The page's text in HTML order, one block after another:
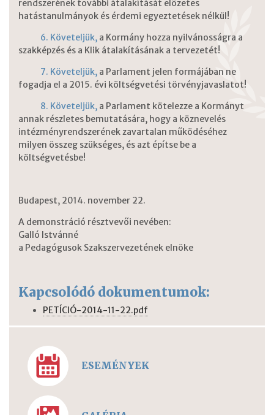
rendszerének további átalakítását előzetes
hatástanulmányok és érdemi egyeztetések nélkül!
6. Követeljük, a Kormány hozza nyilvánosságra a
szakképzés és a Klik átalakításának a tervezetét!
7. Követeljük, a Parlament jelen formájában ne
fogadja el a 2015. évi költségvetési törvényjavaslatot!
8. Követeljük, a Parlament kötelezze a Kormányt
annak részletes bemutatására, hogy a köznevelés
intézményrendszerének zavartalan működéséhez
milyen összeg szükséges, és azt építse be a
költségvetésbe!
Budapest, 2014. november 22.
A demonstráció résztvevői nevében:
Galló Istvánné
a Pedagógusok Szakszervezetének elnöke
Kapcsolódó dokumentumok:
PETÍCIÓ-2014-11-22.pdf
ESEMÉNYEK